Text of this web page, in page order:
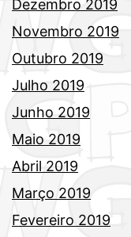
Dezembro 2019
Novembro 2019
Outubro 2019
Julho 2019
Junho 2019
Maio 2019
Abril 2019
Março 2019
Fevereiro 2019